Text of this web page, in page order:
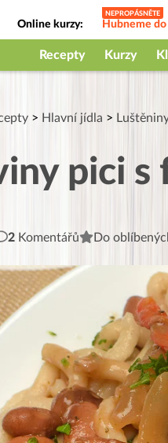
Online kurzy: Hubneme
Jak na babičky
Recepty Kurzy
> Hlavní jídla >
pici s
2 Komentářů Do